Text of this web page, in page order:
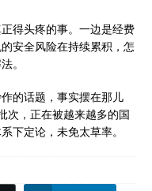
得头疼的事。一边是经费
安全风险在持续累积，怎
。
的话题，事实摆在那儿
，正在被越来越多的国
下定论，未免太草率。